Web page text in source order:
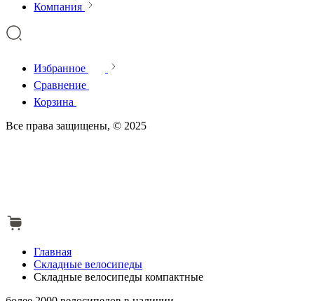
Компания
Избранное
Сравнение
Корзина
Все права защищены, © 2025
Главная
Складные велосипеды
Складные велосипеды компактные